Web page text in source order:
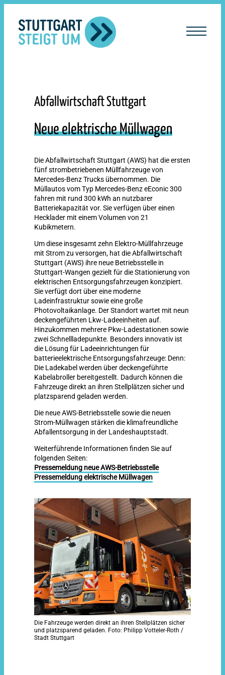
Abfallwirtschaft Stuttgart
Neue elektrische Müllwagen
Die Abfallwirtschaft Stuttgart (AWS) hat die ersten
fünf strombetriebenen Müllfahrzeuge von
Mercedes-Benz Trucks übernommen. Die
Müllautos vom Typ Mercedes-Benz eEconic 300
fahren mit rund 300 kWh an nutzbarer
Batteriekapazität vor. Sie verfügen über einen
Hecklader mit einem Volumen von 21
Kubikmetern.
Um diese insgesamt zehn Elektro-Müllfahrzeuge
mit Strom zu versorgen, hat die Abfallwirtschaft
Stuttgart (AWS) ihre neue Betriebsstelle in
Stuttgart-Wangen gezielt für die Stationierung von
elektrischen Entsorgungsfahrzeugen konzipiert.
Sie verfügt dort über eine moderne
Ladeinfrastruktur sowie eine große
Photovoltaikanlage. Der Standort wartet mit neun
deckengeführten Lkw-Ladeeinheiten auf.
Hinzukommen mehrere Pkw-Ladestationen sowie
zwei Schnellladepunkte. Besonders innovativ ist
die Lösung für Ladeeinrichtungen für
batterieelektrische Entsorgungsfahrzeuge: Denn:
Die Ladekabel werden über deckengeführte
Kabelabroller bereitgestellt. Dadurch können die
Fahrzeuge direkt an ihren Stellplätzen sicher und
platzsparend geladen werden.
Die neue AWS-Betriebsstelle sowie die neuen
Strom-Müllwagen stärken die klimafreundliche
Abfallentsorgung in der Landeshauptstadt.
Weiterführende Informationen finden Sie auf
folgenden Seiten:
Pressemeldung neue AWS-Betriebsstelle
Pressemeldung elektrische Müllwagen
Die Fahrzeuge werden direkt an ihren Stellplätzen sicher
und platzsparend geladen. Foto: Philipp Votteler-Roth /
Stadt Stuttgart